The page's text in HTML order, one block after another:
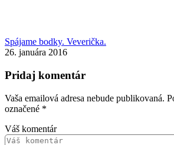
Spájame bodky. Veverička.
26. januára 2016
Pridaj komentár
Vaša emailová adresa nebude publikovaná.
označené *
Váš komentár